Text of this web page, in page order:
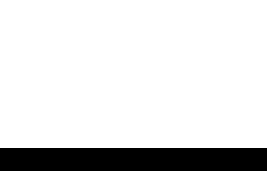
peuvent